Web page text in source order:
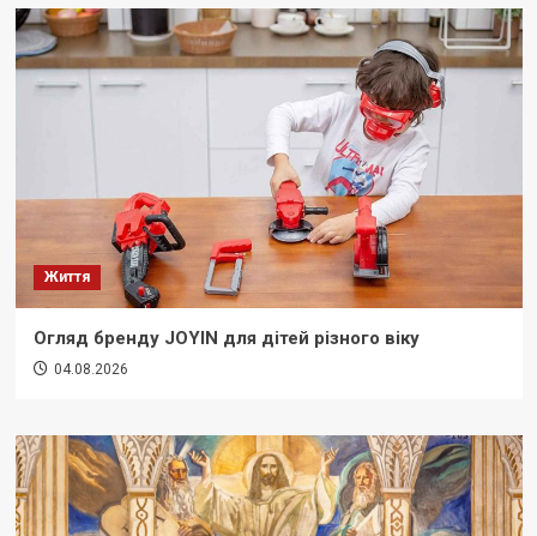
Життя
Огляд бренду JOYIN для дітей різного віку
04.08.2026